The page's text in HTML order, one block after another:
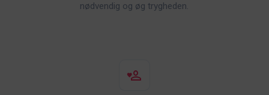
nødvendig og øg trygheden.